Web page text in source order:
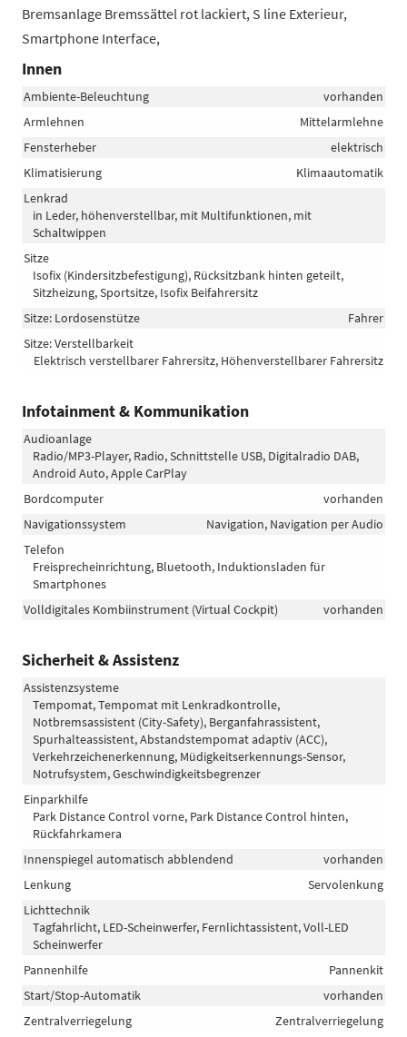
Bremsanlage Bremssättel rot lackiert, S line Exterieur,
Smartphone Interface,
Innen
Ambiente-Beleuchtung
vorhanden
Armlehnen
Mittelarmlehne
Fensterheber
elektrisch
Klimatisierung
Klimaautomatik
Lenkrad
in Leder, höhenverstellbar, mit Multifunktionen, mit
Schaltwippen
Sitze
Isofix (Kindersitzbefestigung), Rücksitzbank hinten geteilt,
Sitzheizung, Sportsitze, Isofix Beifahrersitz
Sitze: Lordosenstütze
Fahrer
Sitze: Verstellbarkeit
Elektrisch verstellbarer Fahrersitz, Höhenverstellbarer Fahrersitz
Infotainment & Kommunikation
Audioanlage
Radio/MP3-Player, Radio, Schnittstelle USB, Digitalradio DAB,
Android Auto, Apple CarPlay
Bordcomputer
vorhanden
Navigationssystem
Navigation, Navigation per Audio
Telefon
Freisprecheinrichtung, Bluetooth, Induktionsladen für
Smartphones
Volldigitales Kombiinstrument (Virtual Cockpit)
vorhanden
Sicherheit & Assistenz
Assistenzsysteme
Tempomat, Tempomat mit Lenkradkontrolle,
Notbremsassistent (City-Safety), Berganfahrassistent,
Spurhalteassistent, Abstandstempomat adaptiv (ACC),
Verkehrzeichenerkennung, Müdigkeitserkennungs-Sensor,
Notrufsystem, Geschwindigkeitsbegrenzer
Einparkhilfe
Park Distance Control vorne, Park Distance Control hinten,
Rückfahrkamera
Innenspiegel automatisch abblendend
vorhanden
Lenkung
Servolenkung
Lichttechnik
Tagfahrlicht, LED-Scheinwerfer, Fernlichtassistent, Voll-LED
Scheinwerfer
Pannenhilfe
Pannenkit
Start/Stop-Automatik
vorhanden
Zentralverriegelung
Zentralverriegelung